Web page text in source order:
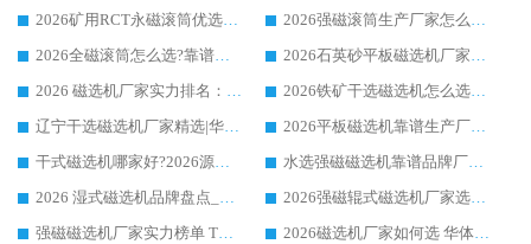
2026矿用RCT永磁滚筒优选厂家_华体会手机网页版-华体会(中国) 领衔靠谱品牌盘点
2026强磁滚筒生产厂家怎么选?行业口碑推荐华体会手机网页版-华体会(中国)
2026全磁滚筒怎么选?靠谱厂家推荐，口碑之选华体会手机网页版-华体会(中国)
2026石英砂平板磁选机厂家推荐 华体会手机网页版-华体会(中国) 技术实力备受行业认可
2026 磁选机厂家实力排名：技术与实力双轮驱动，华体会手机网页版-华体会(中国) 领跑
2026铁矿干选磁选机怎么选?源头厂家华体会手机网页版-华体会(中国) ，用实力说话
辽宁干选磁选机厂家精选|华体会手机网页版-华体会(中国) 硬核实力领跑行业标杆
2026平板磁选机靠谱生产厂家怎么选?行业标杆华体会手机网页版-华体会(中国) ，凭硬实力脱颖而出
干式磁选机哪家好?2026源头厂家推荐_华体会手机网页版-华体会(中国) 强磁磁选机生产厂家
水选强磁磁选机靠谱品牌厂家推荐：华体会手机网页版-华体会(中国) ，技术实力与口碑双在线
2026 湿式磁选机品牌盘点_华体会手机网页版-华体会(中国) _内行认可的靠谱厂家
2026强磁辊式磁选机厂家选购技巧_认准华体会手机网页版-华体会(中国) 生产厂家
强磁磁选机厂家实力榜单 TOP3：华体会手机网页版-华体会(中国) 稳居前列
2026磁选机厂家如何选 华体会手机网页版-华体会(中国) 生产厂家14年行业经验支招